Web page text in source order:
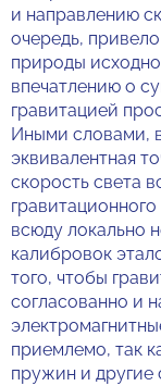
и направлению
очередь,
природы
впечатлению о
гравитацией
Иными словами,
эквивалентная
скорость света
всюду локально
калибровок
того, чтобы
согласованно и
приемлемо, так
пружин и другие